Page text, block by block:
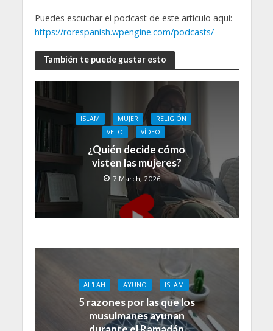
Puedes escuchar el podcast de este artículo aquí:
https://rorespanish.wpengine.com/podcasts/
También te puede gustar esto
ISLAM MUJER
RELIGIÓN
VELO
VÍDEO
¿Quién decide cómo
visten las mujeres?
7 March, 2026
AL'LAH AYUNO ISLAM
5 razones por las que los
musulmanes ayunan